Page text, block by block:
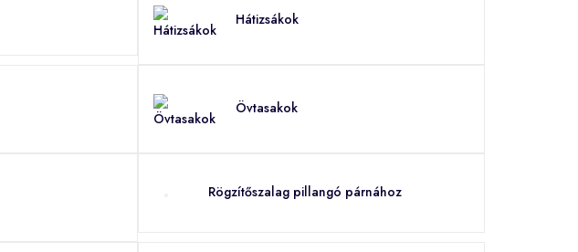
Hátizsákok
Övtasakok
Rögzítőszalag pillangó párnához